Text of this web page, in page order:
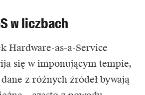
w liczbach
Hardware-as-a-Service
się w imponującym tempie,
z różnych źródeł bywają